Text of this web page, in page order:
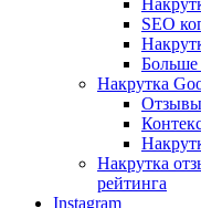
SEO
Больше
Накрутка
Отзывы
Накрутка
рейтинга
Instagram